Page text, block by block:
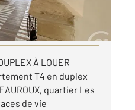
À LOUER
T4 en duplex
quartier Les
de vie